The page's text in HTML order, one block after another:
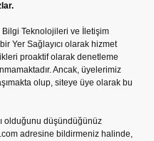
Bilgi Teknolojileri ve İletişim
Yer Sağlayıcı olarak hizmet
proaktif olarak denetleme
Ancak, üyelerimiz
olup, siteye üye olarak bu
olduğunu düşündüğünüz
adresine bildirmeniz halinde,